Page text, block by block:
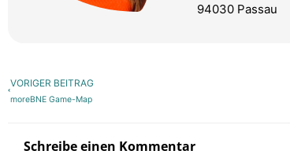
94030 Passau
VORIGER BEITRAG
moreBNE Game-Map
Schreibe einen Kommentar